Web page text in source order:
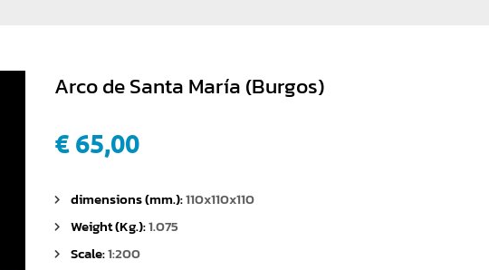
Arco de Santa María (Burgos)
€ 65,00
dimensions (mm.):110x110x110
Weight (Kg.):1.075
Scale:1:200